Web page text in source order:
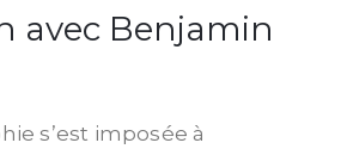
avec Benjamin
s’est imposée à